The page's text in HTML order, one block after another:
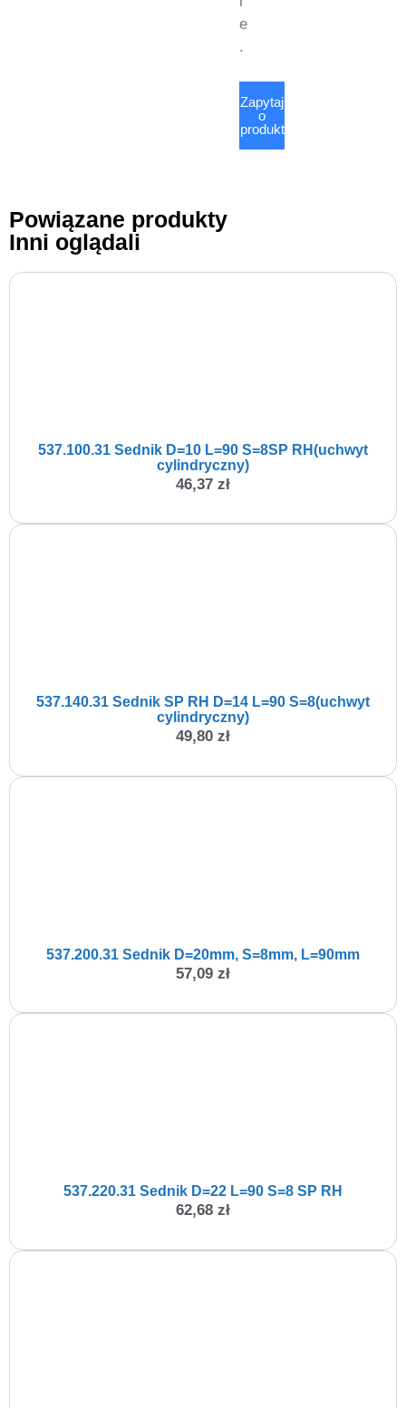
e
.
Zapytaj
o
produkt
Powiązane produkty
Inni oglądali
537.100.31 Sednik D=10 L=90 S=8SP RH(uchwyt
cylindryczny)
46,37 zł
537.140.31 Sednik SP RH D=14 L=90 S=8(uchwyt
cylindryczny)
49,80 zł
537.200.31 Sednik D=20mm, S=8mm, L=90mm
57,09 zł
537.220.31 Sednik D=22 L=90 S=8 SP RH
62,68 zł